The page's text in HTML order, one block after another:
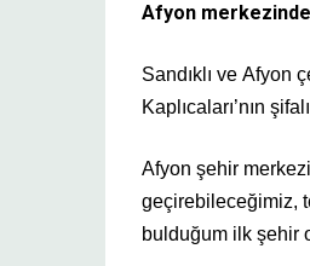
Afyon
Sandıklı ve Afyon
Kaplıcaları’nın
Afyon şehir
geçirebileceğimiz,
bulduğum ilk şehir